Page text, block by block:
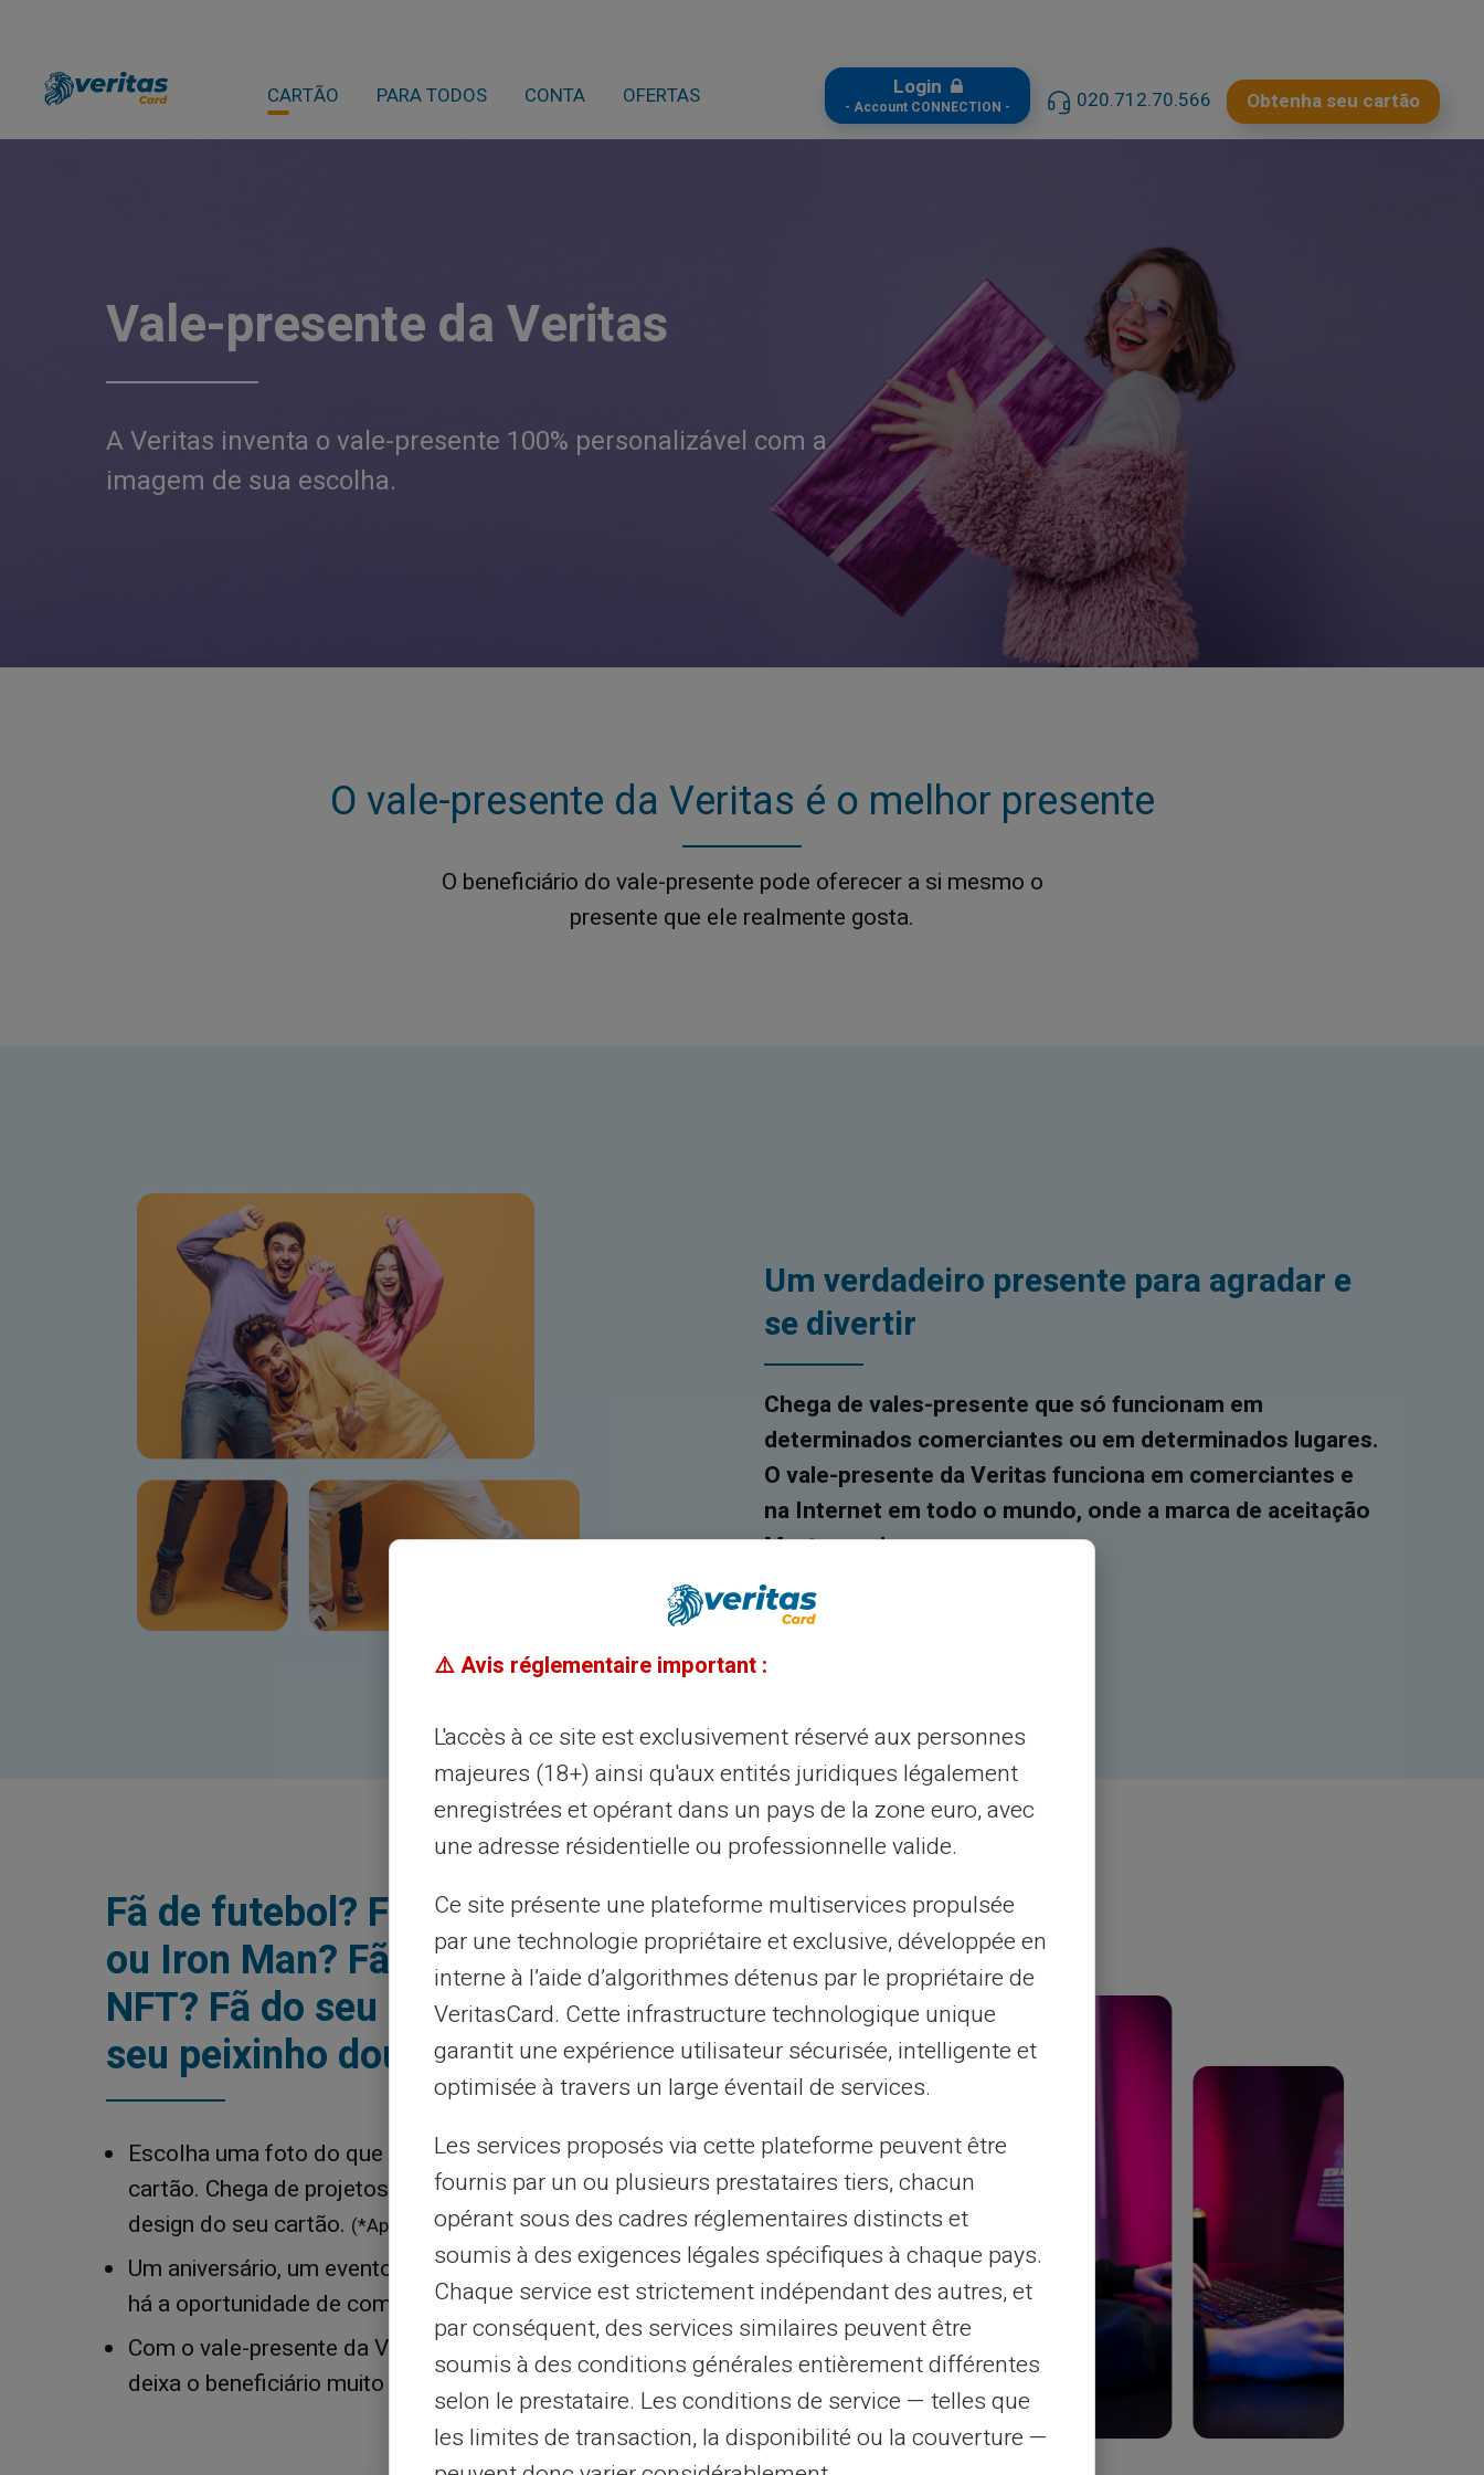
CARTÃO PARA TODOS CONTA OFERTAS Login
- Account CONNECTION - 020.712.70.566 Obtenha seu cartão
Vale-presente da Veritas
A Veritas inventa o vale-presente 100% personalizável com a
imagem de sua escolha.
O vale-presente da Veritas é o melhor presente
O beneficiário do vale-presente pode oferecer a si mesmo o
presente que ele realmente gosta.
Um verdadeiro presente para agradar e
se divertir
Chega de vales-presente que só funcionam em
determinados comerciantes ou em determinados lugares.
O vale-presente da Veritas funciona em comerciantes e
na Internet em todo o mundo, onde a marca de aceitação
Mastercard aparece.
Fã de futebol? Fã de Dark Vador
ou Iron Man? Fã de criptografia ou
NFT? Fã do seu Labrador ou do
seu peixinho dourado?
Escolha uma foto do que você gosta e imprima-a em seu
cartão. Chega de projetos impostos. Você escolhe o
design do seu cartão. (*Aplica-se a política de impressão).
Um aniversário, um evento privado ou corporativo, sempre
há a oportunidade de comemorar algo
Com o vale-presente da Veritas, você fortalece os laços e
deixa o beneficiário muito feliz
⚠️ Avis réglementaire important :
L'accès à ce site est exclusivement réservé aux personnes
majeures (18+) ainsi qu'aux entités juridiques légalement
enregistrées et opérant dans un pays de la zone euro, avec
une adresse résidentielle ou professionnelle valide.
Ce site présente une plateforme multiservices propulsée
par une technologie propriétaire et exclusive, développée en
interne à l’aide d’algorithmes détenus par le propriétaire de
VeritasCard. Cette infrastructure technologique unique
garantit une expérience utilisateur sécurisée, intelligente et
optimisée à travers un large éventail de services.
Les services proposés via cette plateforme peuvent être
fournis par un ou plusieurs prestataires tiers, chacun
opérant sous des cadres réglementaires distincts et
soumis à des exigences légales spécifiques à chaque pays.
Chaque service est strictement indépendant des autres, et
par conséquent, des services similaires peuvent être
soumis à des conditions générales entièrement différentes
selon le prestataire. Les conditions de service — telles que
les limites de transaction, la disponibilité ou la couverture —